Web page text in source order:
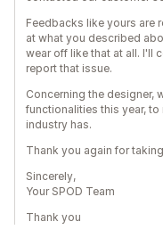
Feedbacks like yours are
at what you described
wear off like that at all. I'll
report that issue.
Concerning the designer,
functionalities this year,
industry has.
Thank you again for
Sincerely,
Your SPOD Team
Thank you